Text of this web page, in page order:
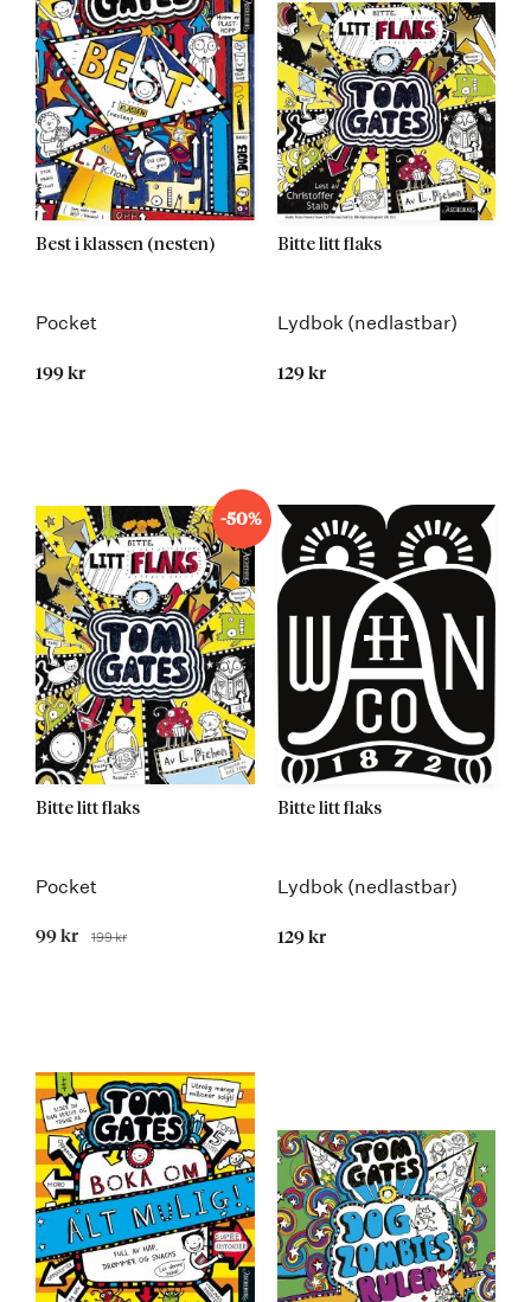
Best i klassen (nesten)
Pocket
199 kr
Bitte litt flaks
Lydbok (nedlastbar)
129 kr
-50%
Bitte litt flaks
Pocket
Tilbudspris
99 kr Før
199 kr
Bitte litt flaks
Lydbok (nedlastbar)
129 kr